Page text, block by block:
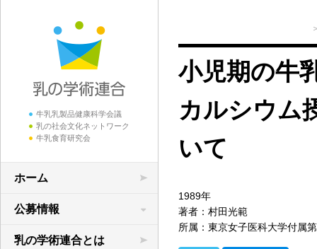
牛乳乳製品健康科学会議
乳の社会文化ネットワーク
牛乳食育研究会
ホーム
公募情報
学術研究の公募
乳の学術連合とは
小児期の牛
カルシウム
いて
1989年
著者：村田光範
所属：東京女子医科大学付属